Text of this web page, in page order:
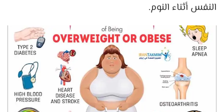
النفس أثناء النوم.